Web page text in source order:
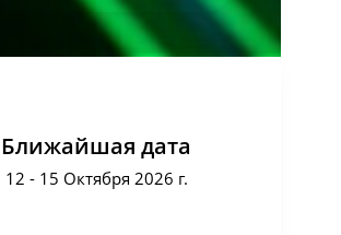
Ближайшая дата
12 - 15 Октября 2026 г.